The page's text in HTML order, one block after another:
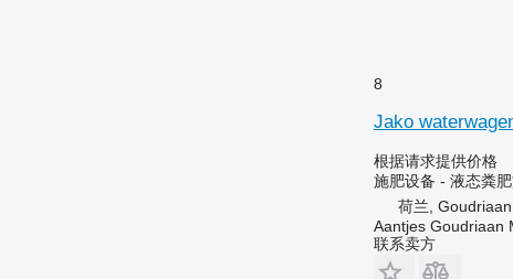
8
Jako
根据请求提供价格
施肥设备 - 液态粪
荷兰, Goudriaan
Aantjes Goudriaan
联系卖方